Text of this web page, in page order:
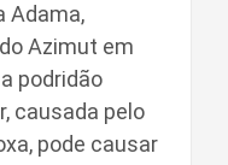
Adama,
Azimut em
podridão
causada pelo
pode causar